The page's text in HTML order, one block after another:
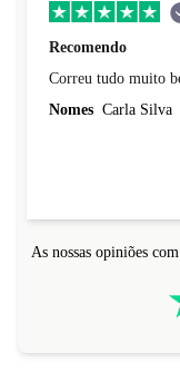
Recomendo
As nossas opiniões